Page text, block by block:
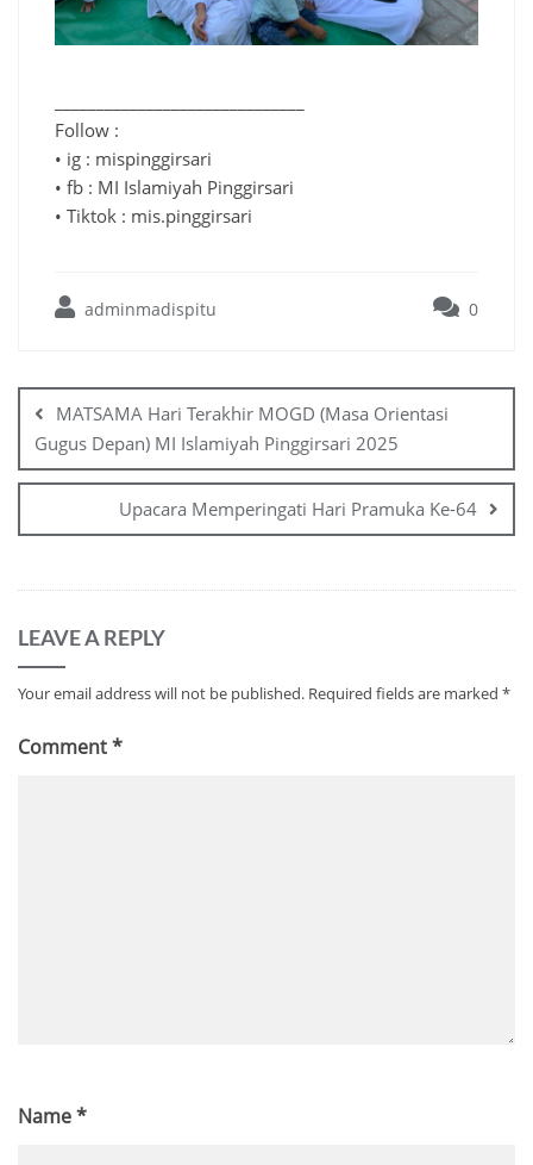
Follow :
• ig : mispinggirsari
• fb : MI Islamiyah Pinggirsari
• Tiktok : mis.pinggirsari
adminmadispitu 0
MATSAMA Hari Terakhir MOGD (Masa Orientasi
Gugus Depan) MI Islamiyah Pinggirsari 2025
Upacara Memperingati Hari Pramuka Ke-64
LEAVE A REPLY
Your email address will not be published. Required fields are marked *
Comment*
Name*